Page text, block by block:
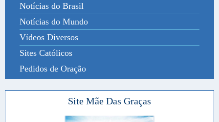
Notícias do Brasil
Notícias do Mundo
Vídeos Diversos
Sites Católicos
Pedidos de Oração
Site Mãe Das Graças